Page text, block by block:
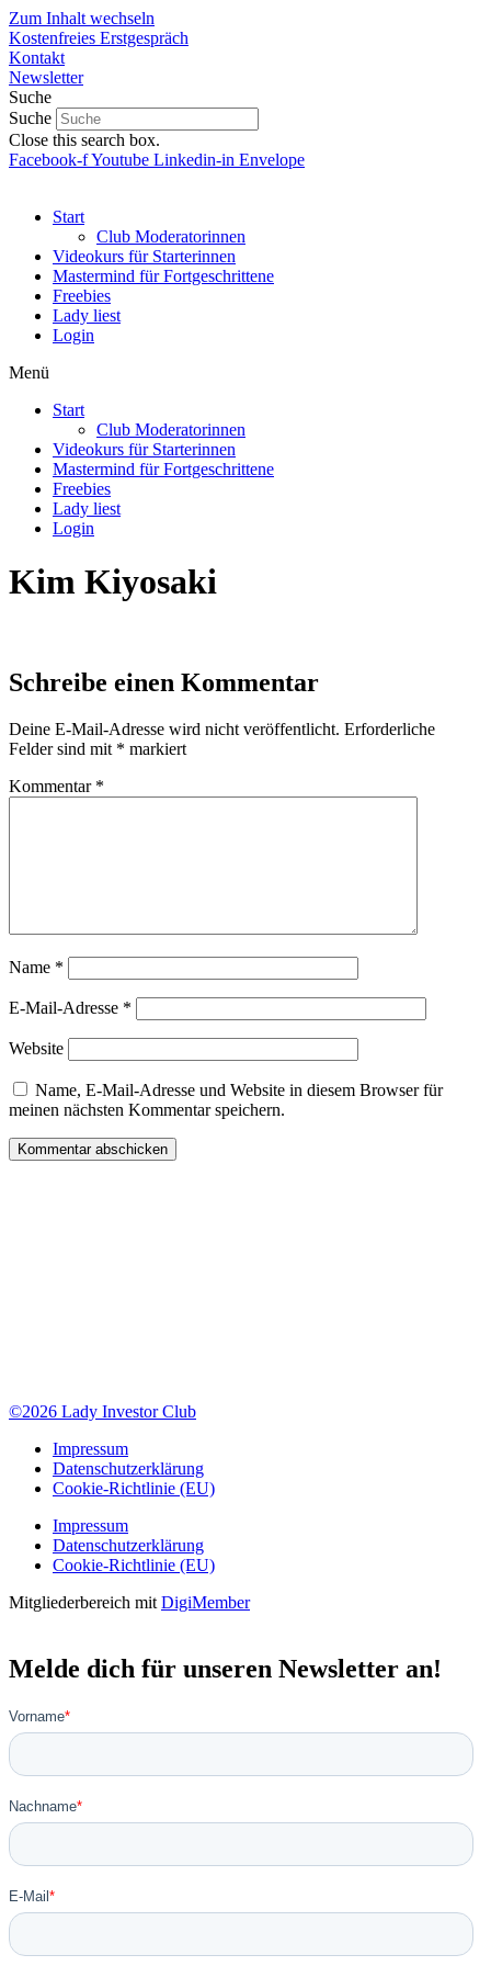
Zum Inhalt wechseln
Kostenfreies Erstgespräch
Kontakt
Newsletter
Suche
Suche
Close this search box.
Facebook-fYoutube Linkedin-in Envelope
Start
Club Moderatorinnen
Videokurs für Starterinnen
Mastermind für Fortgeschrittene
Freebies
Lady liest
Login
Menü
Start
Club Moderatorinnen
Videokurs für Starterinnen
Mastermind für Fortgeschrittene
Freebies
Lady liest
Login
Kim Kiyosaki
Schreibe einen Kommentar
Deine E-Mail-Adresse wird nicht veröffentlicht. Erforderliche
Felder sind mit * markiert
Kommentar *
Name *
E-Mail-Adresse *
Website
Name, E-Mail-Adresse und Website in diesem Browser für
meinen nächsten Kommentar speichern.
©2026 Lady Investor Club
Impressum
Datenschutzerklärung
Cookie-Richtlinie (EU)
Impressum
Datenschutzerklärung
Cookie-Richtlinie (EU)
Mitgliederbereich mit DigiMember
Melde dich für unseren Newsletter an!